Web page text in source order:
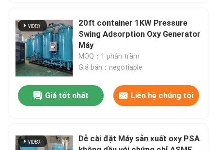
Liên hệ với chúng tôi
Tin tức
Yêu cầu Đặt giá
Máy tạo nitơ có độ tinh khiết cao
20ft container 1KW Pressure
Swing Adsorption Oxy Generator
Máy
MOQ：1 phần trăm
Giá bán：negotiable
Giá tốt nhất Liên hệ chúng tôi
Dễ cài đặt Máy sản xuất oxy PSA